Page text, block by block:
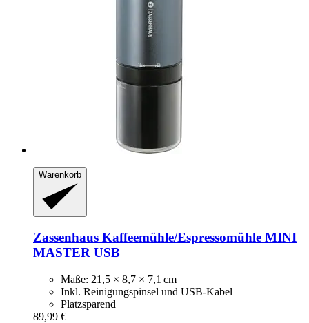
Warenkorb
Zassenhaus Kaffeemühle/Espressomühle MINI
MASTER USB
Maße: 21,5 × 8,7 × 7,1 cm
Inkl. Reinigungspinsel und USB-Kabel
Platzsparend
89,99 €